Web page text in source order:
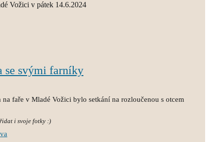
Vožici v pátek 14.6.2024
se svými farníky
faře v Mladé Vožici bylo setkání na rozloučenou s otcem
i svoje fotky :)